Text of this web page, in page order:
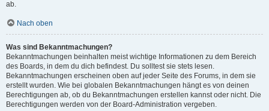
ab.
Nach oben
Was sind Bekanntmachungen?
Bekanntmachungen beinhalten meist wichtige Informationen zu dem Bereich
des Boards, in dem du dich befindest. Du solltest sie stets lesen.
Bekanntmachungen erscheinen oben auf jeder Seite des Forums, in dem sie
erstellt wurden. Wie bei globalen Bekanntmachungen hängt es von deinen
Berechtigungen ab, ob du Bekanntmachungen erstellen kannst oder nicht. Die
Berechtigungen werden von der Board-Administration vergeben.